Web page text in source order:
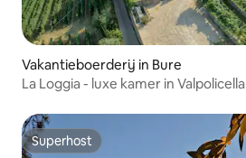
Vakantieboerderij in Bure
La Loggia - luxe kamer in Valpolicella
Superhost
Superhost